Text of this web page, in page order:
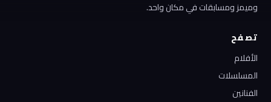
وميمز ومسابقات في مكان واحد.
تصفح
الأفلام
المسلسلات
الفنانين